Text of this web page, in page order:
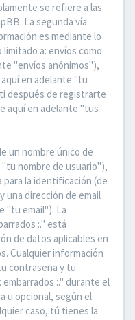
se refiere a las
La segunda vía
es mediante lo
a: envíos como
"envíos anónimos"),
en adelante "tu
después de registrarte
aquí en adelante "tus
un nombre único de
nombre de usuario"),
la identificación (de
una dirección de email
"tu email"). La
:." está
de datos aplicables en
Cualquier información
contraseña y tu
:." durante el
u opcional, según el
caso, tú tienes la